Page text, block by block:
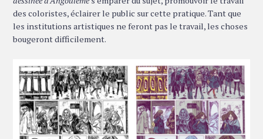
des coloristes, éclairer le public sur cette pratique. Tant que
les institutions artistiques ne feront pas le travail, les choses
bougeront difficilement.